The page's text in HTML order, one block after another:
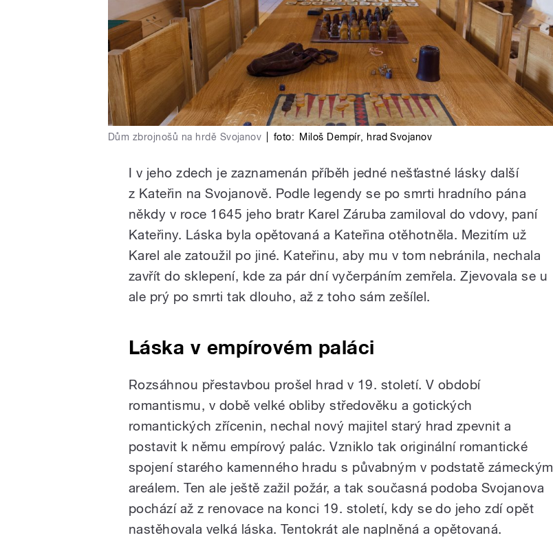
Dům zbrojnošů na hrdě Svojanov foto: Miloš Dempír, hrad Svojanov
I v jeho zdech je zaznamenán příběh jedné nešťastné lásky další
z Kateřin na Svojanově. Podle legendy se po smrti hradního pána
někdy v roce 1645 jeho bratr Karel Záruba zamiloval do vdovy, paní
Kateřiny. Láska byla opětovaná a Kateřina otěhotněla. Mezitím už
Karel ale zatoužil po jiné. Kateřinu, aby mu v tom nebránila, nechala
zavřít do sklepení, kde za pár dní vyčerpáním zemřela. Zjevovala se u
ale prý po smrti tak dlouho, až z toho sám zešílel.
Láska v empírovém paláci
Rozsáhnou přestavbou prošel hrad v 19. století. V období
romantismu, v době velké obliby středověku a gotických
romantických zřícenin, nechal nový majitel starý hrad zpevnit a
postavit k němu empírový palác. Vzniklo tak originální romantické
spojení starého kamenného hradu s půvabným v podstatě zámeckým
areálem. Ten ale ještě zažil požár, a tak současná podoba Svojanova
pochází až z renovace na konci 19. století, kdy se do jeho zdí opět
nastěhovala velká láska. Tentokrát ale naplněná a opětovaná.